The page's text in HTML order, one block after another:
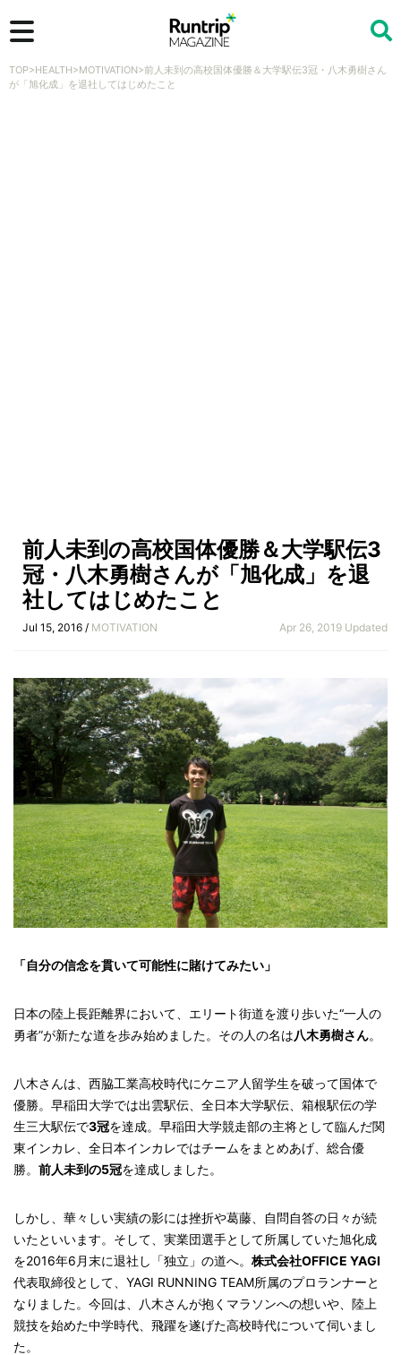
検索
TOP>HEALTH>MOTIVATION>前人未到の高校国体優勝＆大学駅伝3冠・八木勇樹さん
が「旭化成」を退社してはじめたこと
前人未到の高校国体優勝＆大学駅伝3
冠・八木勇樹さんが「旭化成」を退
社してはじめたこと
Jul 15, 2016 / MOTIVATION Apr 26, 2019 Updated
「自分の信念を貫いて可能性に賭けてみたい」
日本の陸上長距離界において、エリート街道を渡り歩いた“一人の
勇者”が新たな道を歩み始めました。その人の名は八木勇樹さん。
八木さんは、西脇工業高校時代にケニア人留学生を破って国体で
優勝。早稲田大学では出雲駅伝、全日本大学駅伝、箱根駅伝の学
生三大駅伝で3冠を達成。早稲田大学競走部の主将として臨んだ関
東インカレ、全日本インカレではチームをまとめあげ、総合優
勝。 前人未到の5冠を達成しました。
しかし、華々しい実績の影には挫折や葛藤、自問自答の日々が続
いたといいます。そして、実業団選手として所属していた旭化成
を2016年6月末に退社し「独立」の道へ。 株式会社OFFICE YAGI
代表取締役として、YAGI RUNNING TEAM所属のプロランナーと
なりました。今回は、八木さんが抱くマラソンへの想いや、陸上
競技を始めた中学時代、飛躍を遂げた高校時代について伺いまし
た。